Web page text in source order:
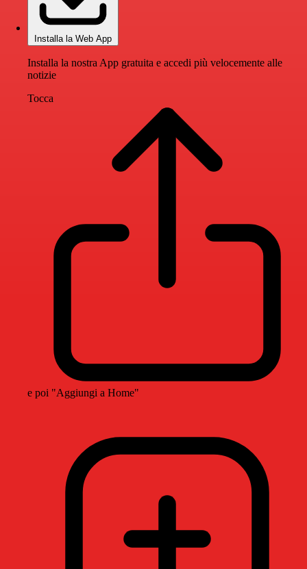
Installa la Web App
Installa la nostra App gratuita e accedi più velocemente alle
notizie
Tocca
e poi "Aggiungi a Home"